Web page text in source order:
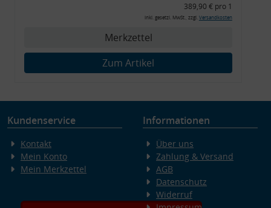
Montagewerkzeug)
389,90 € pro 1
inkl. gesetzl. MwSt., zzgl. Versandkosten
Merkzettel
Zum Artikel
Kundenservice
Kontakt
Mein Konto
Mein Merkzettel
Informationen
Über uns
Zahlung & Versand
AGB
Datenschutz
Widerruf